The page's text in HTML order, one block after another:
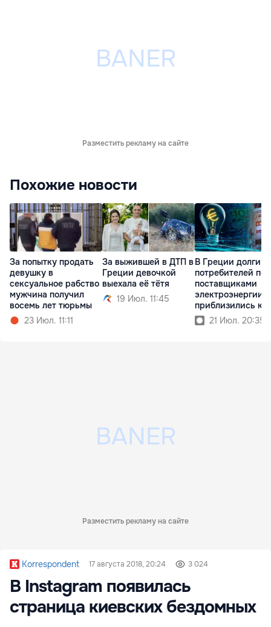
Разместить рекламу на сайте
Похожие новости
За попытку продать
девушку в
сексуальное рабство
мужчина получил
восемь лет тюрьмы
23 Июл. 11:11
За выжившей в ДТП в
Греции девочкой
выехала её тётя
19 Июл. 11:45
В Греции долги
потребителей
поставщиками
электроэнергии
приблизились к
млрд21 Июл. 20:35
Разместить рекламу на сайте
Korrespondent 17 августа 2018, 20:24 3 024
В Instagram появилась
страница киевских бездомных